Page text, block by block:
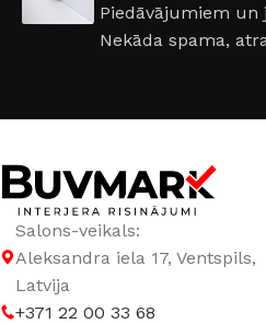
Piedāvājumiem un
Nekāda spama,
Salons-veikals:
Aleksandra iela 17, Ventspils,
Latvija
+371 22 00 33 68